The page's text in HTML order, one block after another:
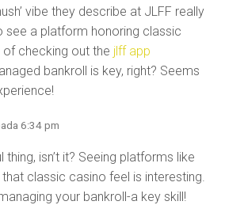
vibe they describe at JLFF really
see a platform honoring classic
of checking out the jlff app
bankroll is key, right? Seems
6:34 pm
thing, isn’t it? Seeing platforms like
classic casino feel is interesting.
your bankroll-a key skill!